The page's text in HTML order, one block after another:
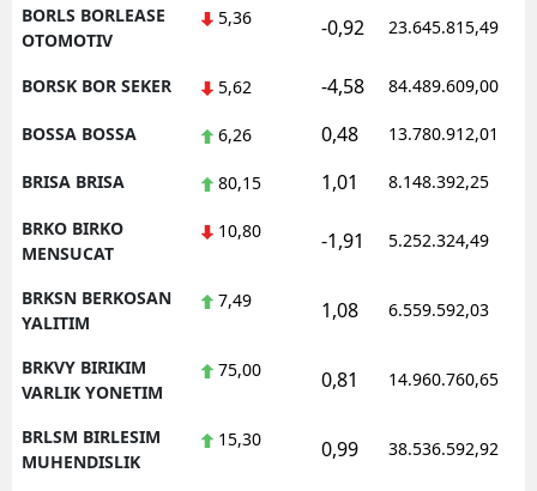
BORLS BORLEASE
OTOMOTIV
5,36 -0,92 23.645.815,49
BORSK BOR SEKER 5,62 -4,58 84.489.609,00
BOSSA BOSSA 6,26 0,48 13.780.912,01
BRISA BRISA 80,15 1,01 8.148.392,25
BRKO BIRKO
MENSUCAT
10,80 -1,91 5.252.324,49
BRKSN BERKOSAN
YALITIM
7,49 1,08 6.559.592,03
BRKVY BIRIKIM
VARLIK YONETIM
75,00 0,81 14.960.760,65
BRLSM BIRLESIM
MUHENDISLIK
15,30 0,99 38.536.592,92